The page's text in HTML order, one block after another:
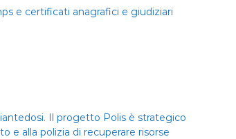
e certificati anagrafici e giudiziari
Il progetto Polis è strategico
e alla polizia di recuperare risorse